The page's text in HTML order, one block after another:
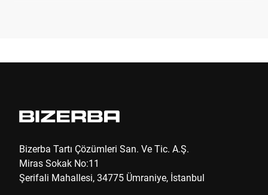
Bizerba Tartı Çözümleri San. Ve Tic. A.Ş.
Miras Sokak No:11
Şerifali Mahallesi, 34775 Ümraniye, İstanbul